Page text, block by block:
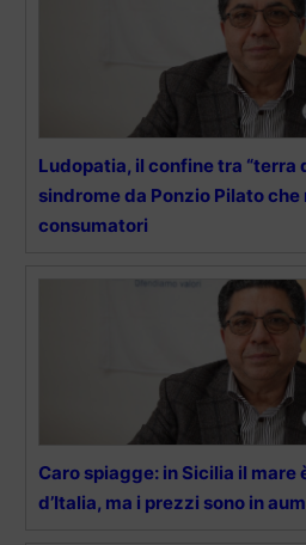
Ludopatia, il confine tra “terra
sindrome da Ponzio Pilato che
consumatori
Caro spiagge: in Sicilia il mare
d’Italia, ma i prezzi sono in